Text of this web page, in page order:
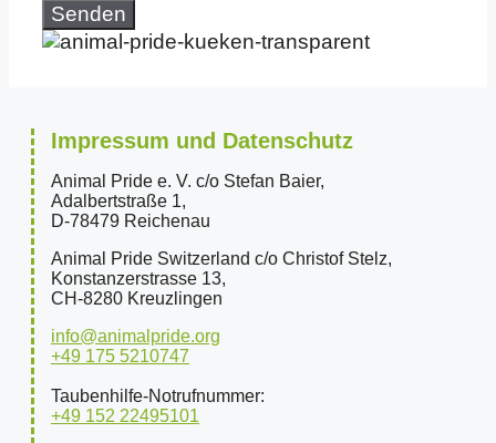
Senden
Impressum und Datenschutz
Animal Pride e. V. c/o Stefan Baier,
Adalbertstraße 1,
D-78479 Reichenau
Animal Pride Switzerland c/o Christof Stelz,
Konstanzerstrasse 13,
CH-8280 Kreuzlingen
info@animalpride.org
+49 175 5210747
Taubenhilfe-Notrufnummer:
+49 152 22495101